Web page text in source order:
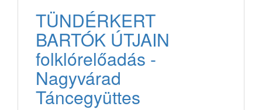
TÜNDÉRKERT
BARTÓK ÚTJAIN
folklórelőadás -
Nagyvárad
Táncegyüttes